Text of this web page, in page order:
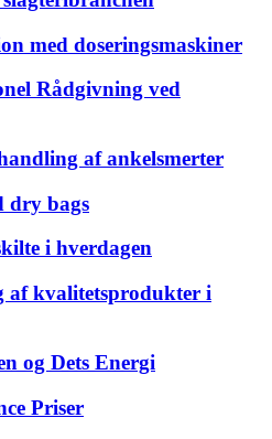
med doseringsmaskiner
Rådgivning ved
af ankelsmerter
dry bags
i hverdagen
af kvalitetsprodukter i
og Dets Energi
Priser